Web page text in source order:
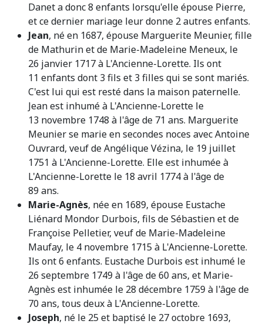
Danet a donc 8 enfants lorsqu'elle épouse Pierre,
et ce dernier mariage leur donne 2 autres enfants.
Jean, né en 1687, épouse Marguerite Meunier, fille
de Mathurin et de Marie-Madeleine Meneux, le
26 janvier 1717 à L'Ancienne-Lorette. Ils ont
11 enfants dont 3 fils et 3 filles qui se sont mariés.
C'est lui qui est resté dans la maison paternelle.
Jean est inhumé à L'Ancienne-Lorette le
13 novembre 1748 à l'âge de 71 ans. Marguerite
Meunier se marie en secondes noces avec Antoine
Ouvrard, veuf de Angélique Vézina, le 19 juillet
1751 à L'Ancienne-Lorette. Elle est inhumée à
L'Ancienne-Lorette le 18 avril 1774 à l'âge de
89 ans.
Marie-Agnès, née en 1689, épouse Eustache
Liénard Mondor Durbois, fils de Sébastien et de
Françoise Pelletier, veuf de Marie-Madeleine
Maufay, le 4 novembre 1715 à L'Ancienne-Lorette.
Ils ont 6 enfants. Eustache Durbois est inhumé le
26 septembre 1749 à l'âge de 60 ans, et Marie-
Agnès est inhumée le 28 décembre 1759 à l'âge de
70 ans, tous deux à L'Ancienne-Lorette.
Joseph, né le 25 et baptisé le 27 octobre 1693,